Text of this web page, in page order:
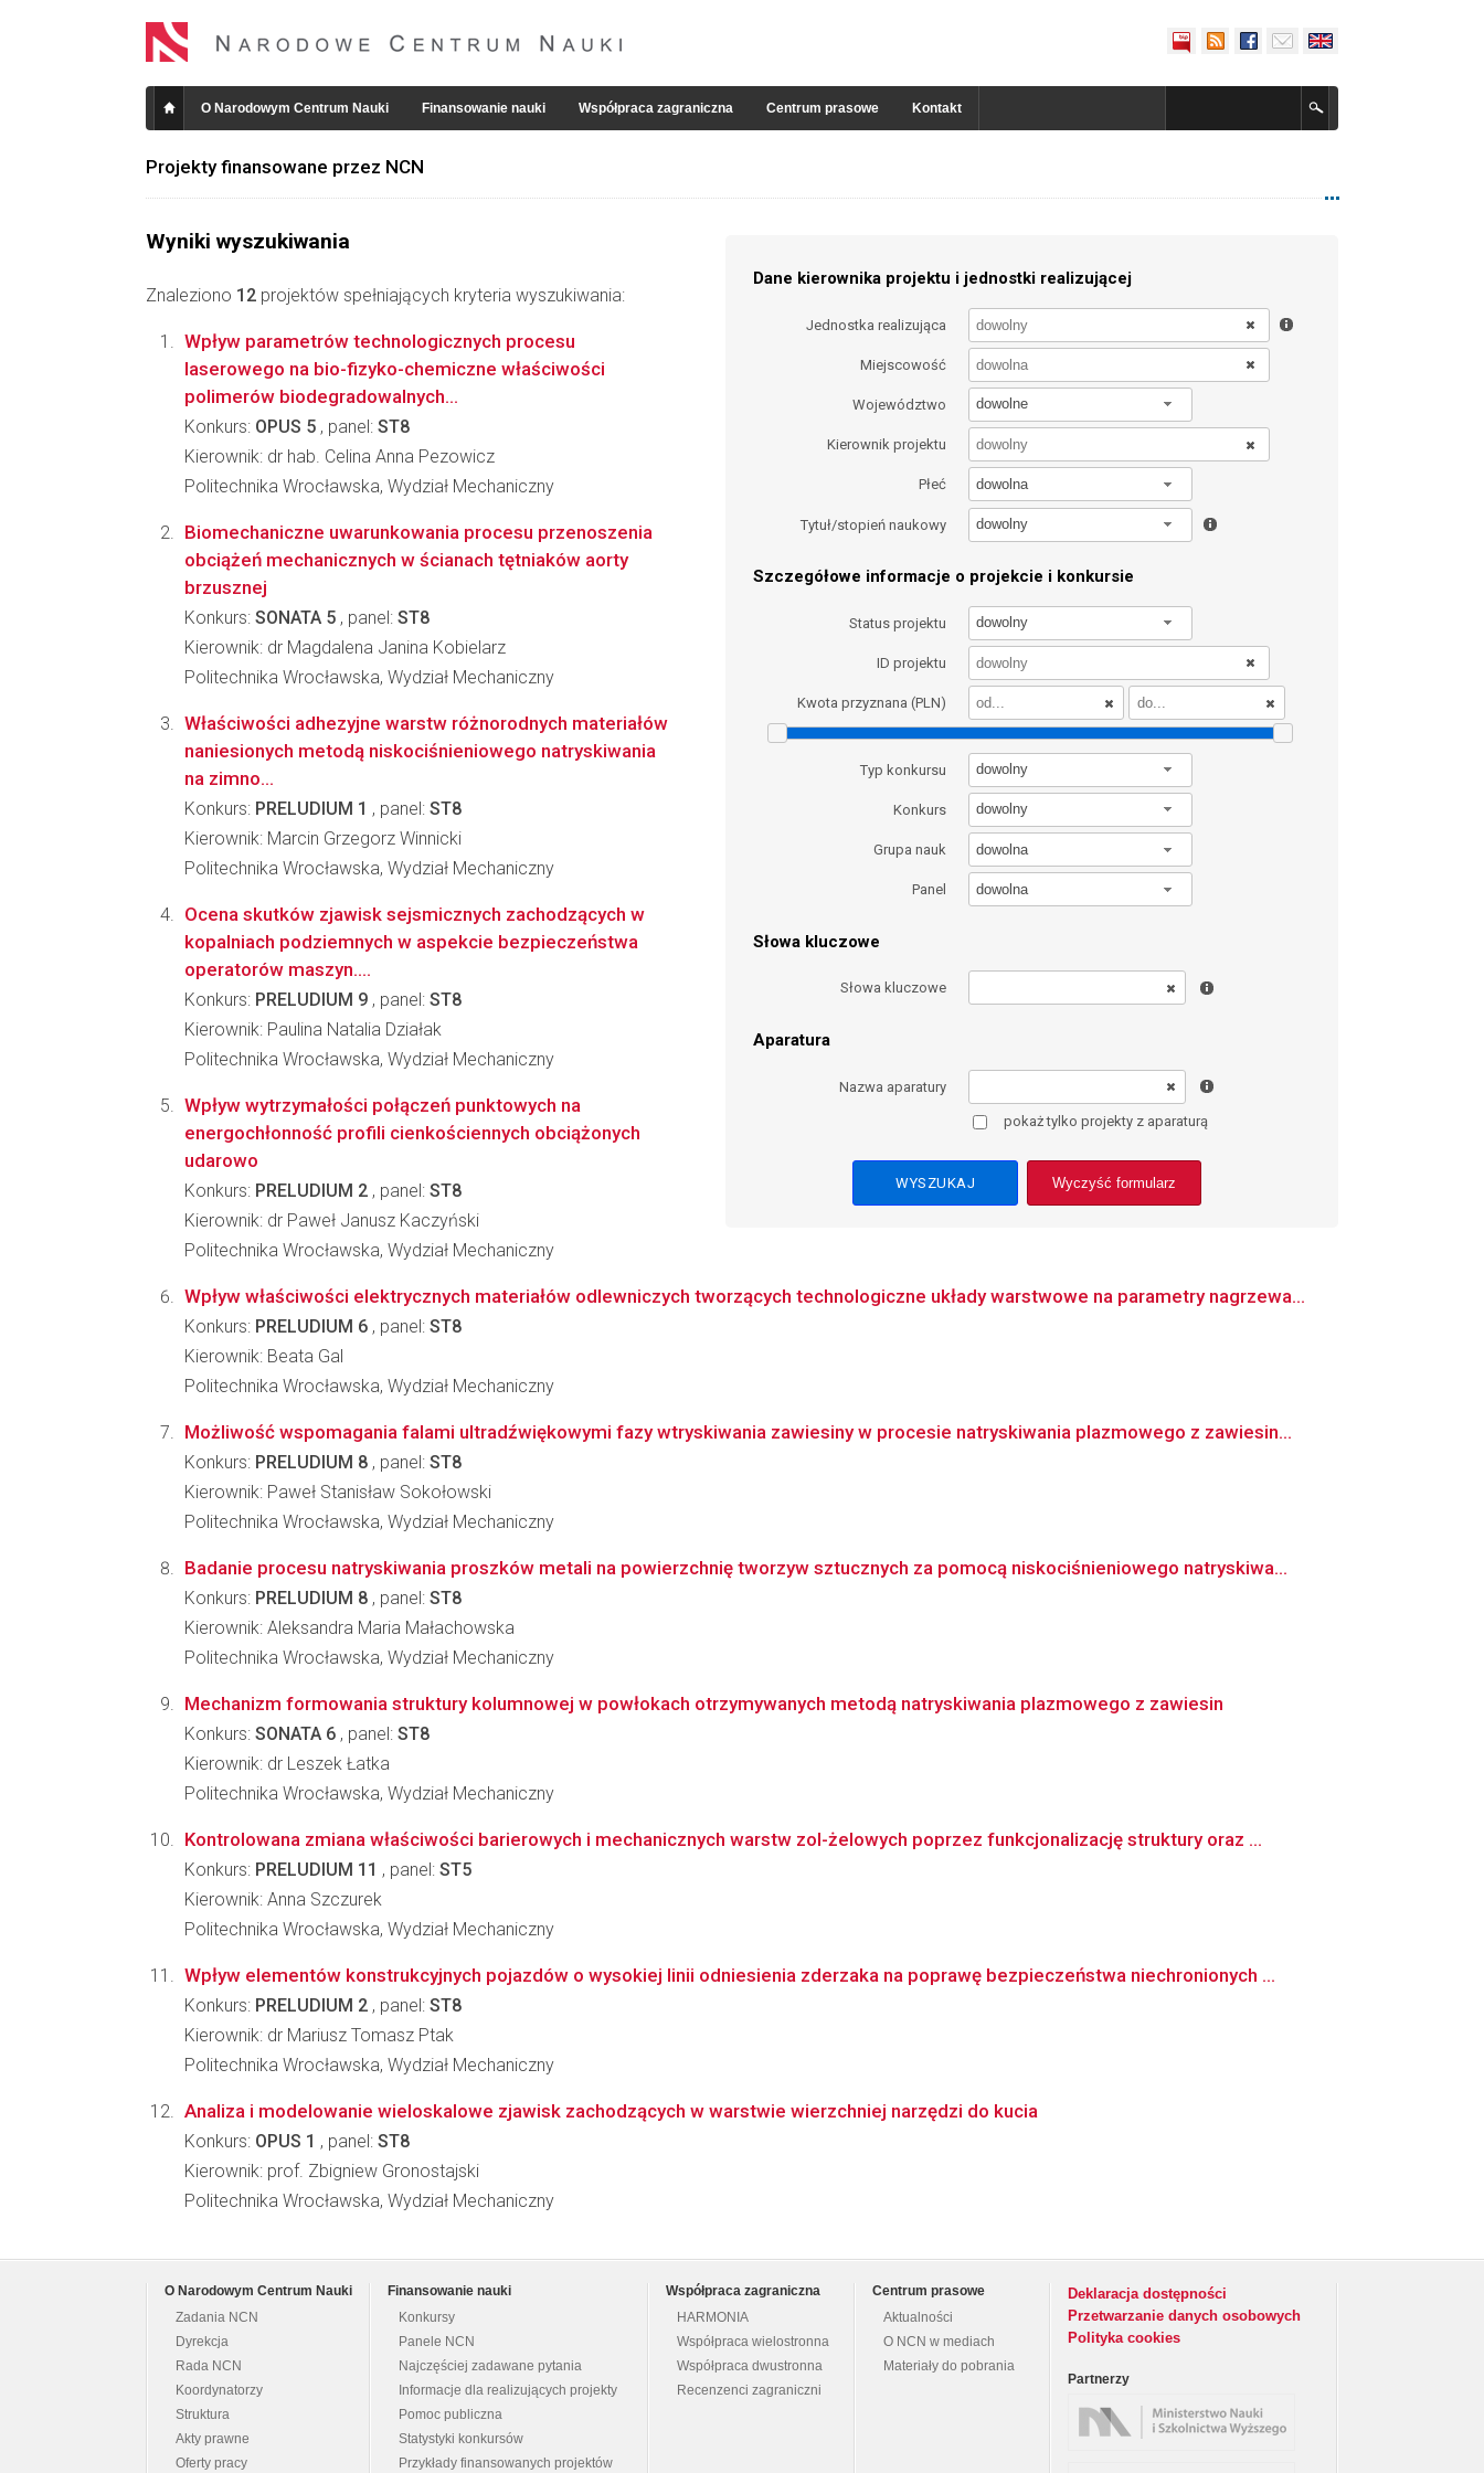
O Narodowym Centrum Nauki Finansowanie nauki Współpraca zagraniczna Centrum prasowe Kontakt
Projekty finansowane przez NCN
Wyniki wyszukiwania
Znaleziono 12 projektów spełniających kryteria wyszukiwania:
Dane kierownika projektu i jednostki realizującej
Jednostka realizująca
Miejscowość
Województwo dowolne
Kierownik projektu
Płeć dowolna
Tytuł/stopień naukowy dowolny
Szczegółowe informacje o projekcie i konkursie
Status projektu dowolny
ID projektu
Kwota przyznana (PLN)
Typ konkursu dowolny
Konkurs dowolny
Grupa nauk dowolna
Panel dowolna
Słowa kluczowe
Słowa kluczowe
Aparatura
Nazwa aparatury
pokaż tylko projekty z aparaturą
Wyczyść formularz
Wpływ parametrów technologicznych procesu
laserowego na bio-fizyko-chemiczne właściwości
polimerów biodegradowalnych...
Konkurs: OPUS 5 , panel: ST8
Kierownik: dr hab. Celina Anna Pezowicz
Politechnika Wrocławska, Wydział Mechaniczny
Biomechaniczne uwarunkowania procesu przenoszenia
obciążeń mechanicznych w ścianach tętniaków aorty
brzusznej
Konkurs: SONATA 5 , panel: ST8
Kierownik: dr Magdalena Janina Kobielarz
Politechnika Wrocławska, Wydział Mechaniczny
Właściwości adhezyjne warstw różnorodnych materiałów
naniesionych metodą niskociśnieniowego natryskiwania
na zimno...
Konkurs: PRELUDIUM 1 , panel: ST8
Kierownik: Marcin Grzegorz Winnicki
Politechnika Wrocławska, Wydział Mechaniczny
Ocena skutków zjawisk sejsmicznych zachodzących w
kopalniach podziemnych w aspekcie bezpieczeństwa
operatorów maszyn....
Konkurs: PRELUDIUM 9 , panel: ST8
Kierownik: Paulina Natalia Działak
Politechnika Wrocławska, Wydział Mechaniczny
Wpływ wytrzymałości połączeń punktowych na
energochłonność profili cienkościennych obciążonych
udarowo
Konkurs: PRELUDIUM 2 , panel: ST8
Kierownik: dr Paweł Janusz Kaczyński
Politechnika Wrocławska, Wydział Mechaniczny
Wpływ właściwości elektrycznych materiałów odlewniczych tworzących technologiczne układy warstwowe na parametry nagrzewa...
Konkurs: PRELUDIUM 6 , panel: ST8
Kierownik: Beata Gal
Politechnika Wrocławska, Wydział Mechaniczny
Możliwość wspomagania falami ultradźwiękowymi fazy wtryskiwania zawiesiny w procesie natryskiwania plazmowego z zawiesin...
Konkurs: PRELUDIUM 8 , panel: ST8
Kierownik: Paweł Stanisław Sokołowski
Politechnika Wrocławska, Wydział Mechaniczny
Badanie procesu natryskiwania proszków metali na powierzchnię tworzyw sztucznych za pomocą niskociśnieniowego natryskiwa...
Konkurs: PRELUDIUM 8 , panel: ST8
Kierownik: Aleksandra Maria Małachowska
Politechnika Wrocławska, Wydział Mechaniczny
Mechanizm formowania struktury kolumnowej w powłokach otrzymywanych metodą natryskiwania plazmowego z zawiesin
Konkurs: SONATA 6 , panel: ST8
Kierownik: dr Leszek Łatka
Politechnika Wrocławska, Wydział Mechaniczny
Kontrolowana zmiana właściwości barierowych i mechanicznych warstw zol-żelowych poprzez funkcjonalizację struktury oraz ...
Konkurs: PRELUDIUM 11 , panel: ST5
Kierownik: Anna Szczurek
Politechnika Wrocławska, Wydział Mechaniczny
Wpływ elementów konstrukcyjnych pojazdów o wysokiej linii odniesienia zderzaka na poprawę bezpieczeństwa niechronionych ...
Konkurs: PRELUDIUM 2 , panel: ST8
Kierownik: dr Mariusz Tomasz Ptak
Politechnika Wrocławska, Wydział Mechaniczny
Analiza i modelowanie wieloskalowe zjawisk zachodzących w warstwie wierzchniej narzędzi do kucia
Konkurs: OPUS 1 , panel: ST8
Kierownik: prof. Zbigniew Gronostajski
Politechnika Wrocławska, Wydział Mechaniczny
O Narodowym Centrum Nauki
Zadania NCN
Dyrekcja
Rada NCN
Koordynatorzy
Struktura
Akty prawne
Oferty pracy
Finansowanie nauki
Konkursy
Panele NCN
Najczęściej zadawane pytania
Informacje dla realizujących projekty
Pomoc publiczna
Statystyki konkursów
Przykłady finansowanych projektów
Współpraca zagraniczna
HARMONIA
Współpraca wielostronna
Współpraca dwustronna
Recenzenci zagraniczni
Centrum prasowe
Aktualności
O NCN w mediach
Materiały do pobrania
Deklaracja dostępności
Przetwarzanie danych osobowych
Polityka cookies
Partnerzy